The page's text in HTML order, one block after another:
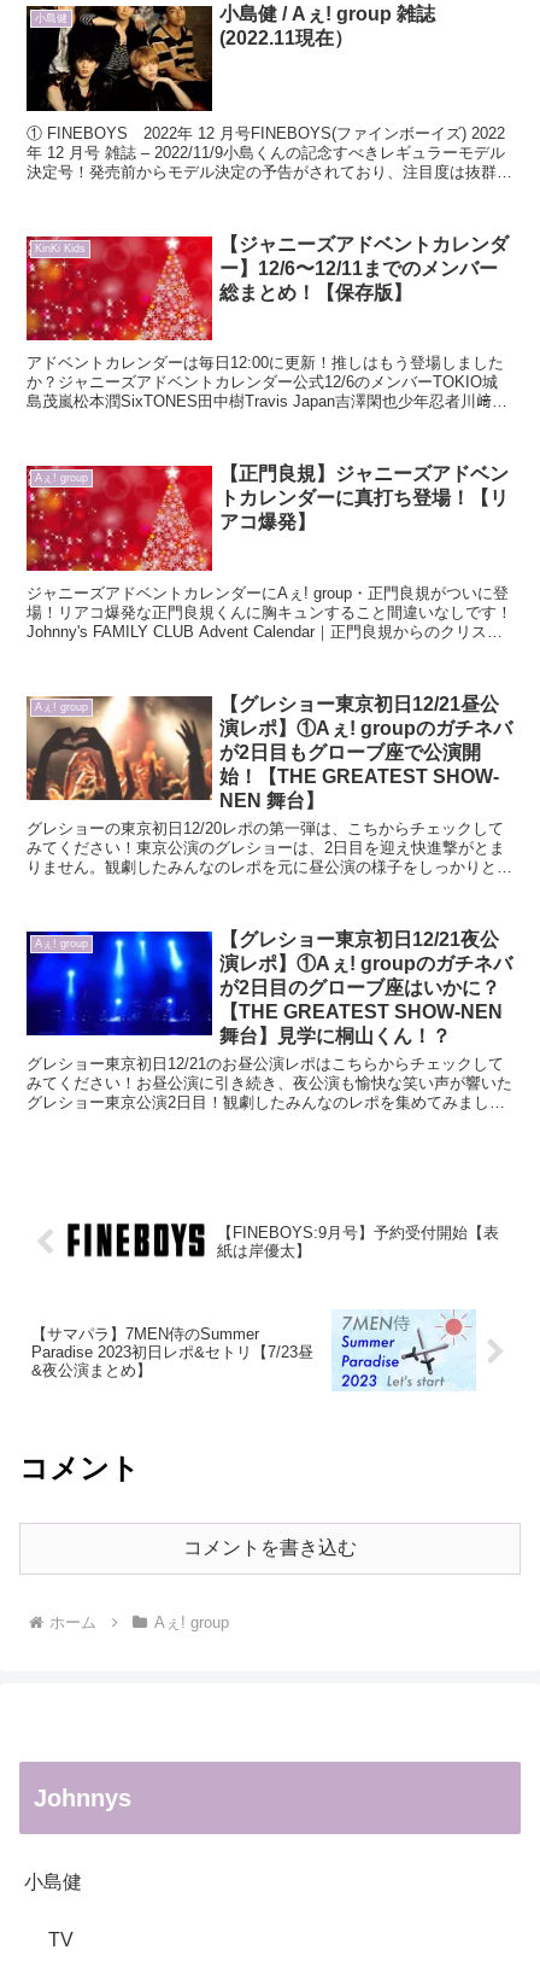
小島健
小島健 / Aぇ! group 雑誌
(2022.11現在）
① FINEBOYS 2022年 12 月号FINEBOYS(ファインボーイズ) 2022
年 12 月号 雑誌 – 2022/11/9小島くんの記念すべきレギュラーモデル
決定号！発売前からモデル決定の予告がされており、注目度は抜群で
KinKi Kids
【ジャニーズアドベントカレンダ
ー】12/6〜12/11までのメンバー
総まとめ！【保存版】
アドベントカレンダーは毎日12:00に更新！推しはもう登場しました
か？ジャニーズアドベントカレンダー公式12/6のメンバーTOKIO城
島茂嵐松本潤SixTONES田中樹Travis Japan吉澤閑也少年忍者川﨑皇
Aぇ! group
【正門良規】ジャニーズアドベン
トカレンダーに真打ち登場！【リ
アコ爆発】
ジャニーズアドベントカレンダーにAぇ! group・正門良規がついに登
場！リアコ爆発な正門良規くんに胸キュンすること間違いなしです！
Johnny's FAMILY CLUB Advent Calendar｜正門良規からのクリスマ
Aぇ! group
【グレショー東京初日12/21昼公
演レポ】①Aぇ! groupのガチネバ
が2日目もグローブ座で公演開
始！【THE GREATEST SHOW-
NEN 舞台】
グレショーの東京初日12/20レポの第一弾は、こちからチェックして
みてください！東京公演のグレショーは、2日目を迎え快進撃がとま
りません。観劇したみんなのレポを元に昼公演の様子をしっかりとま
Aぇ! group
【グレショー東京初日12/21夜公
演レポ】①Aぇ! groupのガチネバ
が2日目のグローブ座はいかに？
【THE GREATEST SHOW-NEN
舞台】見学に桐山くん！？
グレショー東京初日12/21のお昼公演レポはこちらからチェックして
みてください！お昼公演に引き続き、夜公演も愉快な笑い声が響いた
グレショー東京公演2日目！観劇したみんなのレポを集めてみまし
【FINEBOYS:9月号】予約受付開始【表
紙は岸優太】
【サマパラ】7MEN侍のSummer
Paradise 2023初日レポ&セトリ【7/23昼
&夜公演まとめ】
コメント
コメントを書き込む
ホーム Aぇ! group
Johnnys
小島健
TV